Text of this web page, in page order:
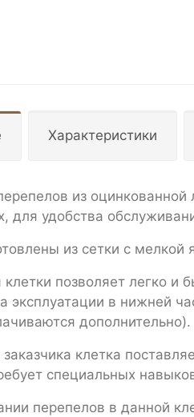
Характеристики
из
для удобства
из сетки с мелкой
клетки позволяет легко и
эксплуатации в нижней
дополнительно).
клетка
специальных
перепелов в данной